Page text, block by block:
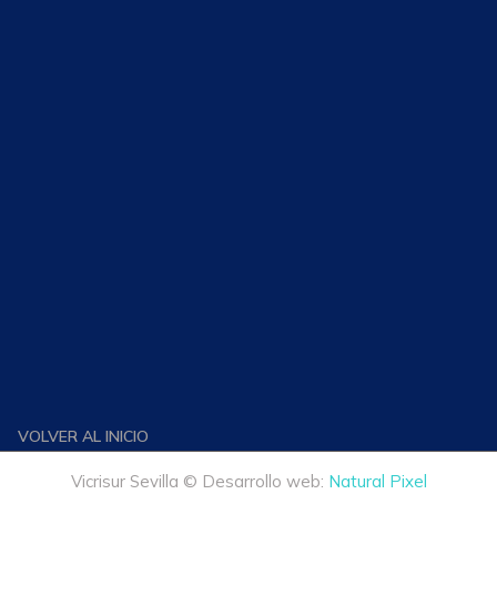
VOLVER AL INICIO
Vicrisur Sevilla © Desarrollo web: Natural Pixel